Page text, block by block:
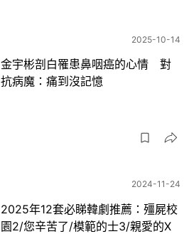
2025-10-14
金宇彬剖白罹患鼻咽癌的心情 對
抗病魔：痛到沒記憶
2024-11-24
2025年12套必睇韓劇推薦：殭屍校
園2/您辛苦了/模範的士3/親愛的X